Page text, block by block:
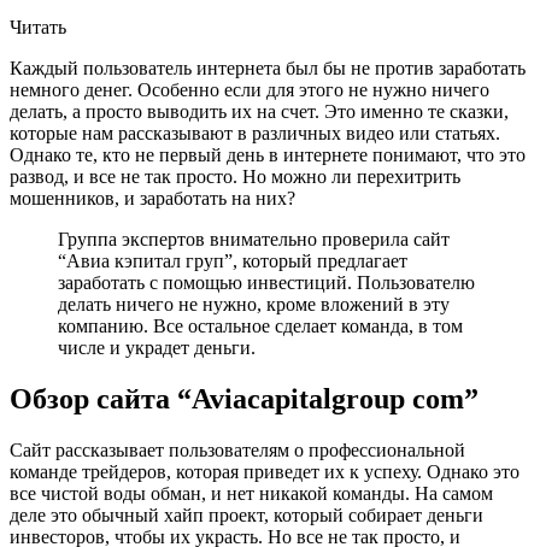
Читать
Каждый пользователь интернета был бы не против заработать
немного денег. Особенно если для этого не нужно ничего
делать, а просто выводить их на счет. Это именно те сказки,
которые нам рассказывают в различных видео или статьях.
Однако те, кто не первый день в интернете понимают, что это
развод, и все не так просто. Но можно ли перехитрить
мошенников, и заработать на них?
Группа экспертов внимательно проверила сайт
“Авиа кэпитал груп”, который предлагает
заработать с помощью инвестиций. Пользователю
делать ничего не нужно, кроме вложений в эту
компанию. Все остальное сделает команда, в том
числе и украдет деньги.
Обзор сайта “Aviacapitalgroup com”
Сайт рассказывает пользователям о профессиональной
команде трейдеров, которая приведет их к успеху. Однако это
все чистой воды обман, и нет никакой команды. На самом
деле это обычный хайп проект, который собирает деньги
инвесторов, чтобы их украсть. Но все не так просто, и